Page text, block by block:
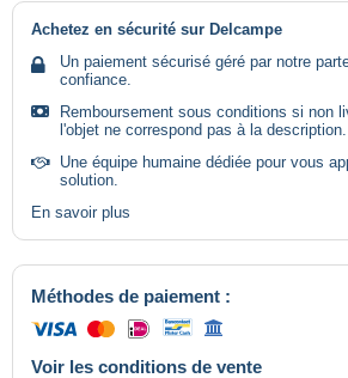
Achetez en sécurité sur Delcampe
Un paiement sécurisé géré par notre
confiance.
Remboursement sous conditions si non
l'objet ne correspond pas à la description.
Une équipe humaine dédiée pour vous
solution.
En savoir plus
Méthodes de paiement :
Voir les conditions de vente